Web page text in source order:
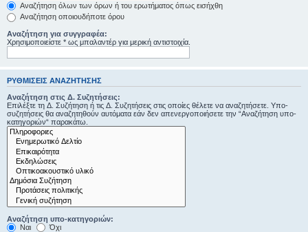
Αναζήτηση όλων των όρων ή του ερωτήματος όπως εισήχθη
Αναζήτηση οποιουδήποτε όρου
Αναζήτηση για συγγραφέα:
Χρησιμοποιείστε * ως μπαλαντέρ για μερική αντιστοιχία.
ΡΥΘΜΊΣΕΙΣ ΑΝΑΖΉΤΗΣΗΣ
Αναζήτηση στις Δ. Συζητήσεις:
Επιλέξτε τη Δ. Συζήτηση ή τις Δ. Συζητήσεις στις οποίες θέλετε να αναζητήσετε. Υπο-
συζητήσεις θα αναζητηθούν αυτόματα εάν δεν απενεργοποιήσετε την “Αναζήτηση υπο-
κατηγοριών“ παρακάτω.
Αναζήτηση υπο-κατηγοριών:
Ναι
Όχι